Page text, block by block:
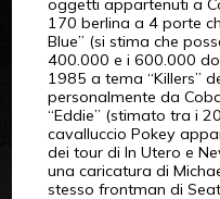
oggetti appartenuti a
170 berlina a 4 porte
Blue” (si stima che
400.000 e i 600.000
1985 a tema “Killers”
personalmente da
“Eddie” (stimato tra i
cavalluccio Pokey
dei tour di In Utero e
una caricatura di
stesso frontman di